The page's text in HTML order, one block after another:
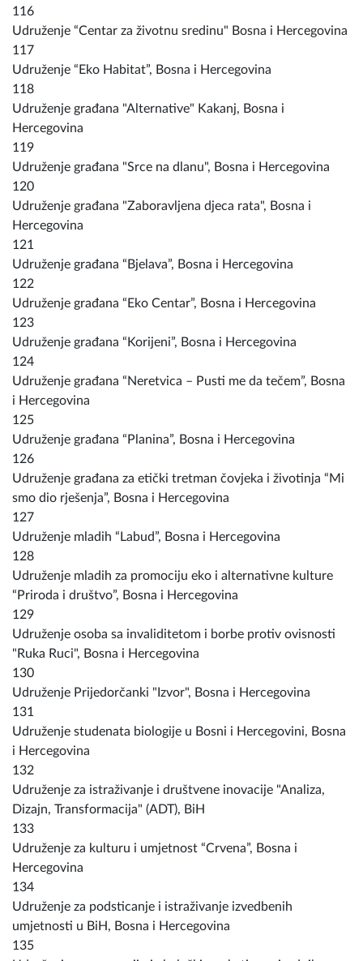
116
Udruženje “Centar za životnu sredinu" Bosna i Hercegovina
117
Udruženje “Eko Habitat”, Bosna i Hercegovina
118
Udruženje građana "Alternative" Kakanj, Bosna i
Hercegovina
119
Udruženje građana "Srce na dlanu", Bosna i Hercegovina
120
Udruženje građana "Zaboravljena djeca rata", Bosna i
Hercegovina
121
Udruženje građana “Bjelava”, Bosna i Hercegovina
122
Udruženje građana “Eko Centar”, Bosna i Hercegovina
123
Udruženje građana “Korijeni”, Bosna i Hercegovina
124
Udruženje građana “Neretvica – Pusti me da tečem”, Bosna
i Hercegovina
125
Udruženje građana “Planina”, Bosna i Hercegovina
126
Udruženje građana za etički tretman čovjeka i životinja “Mi
smo dio rješenja”, Bosna i Hercegovina
127
Udruženje mladih “Labud”, Bosna i Hercegovina
128
Udruženje mladih za promociju eko i alternativne kulture
“Priroda i društvo”, Bosna i Hercegovina
129
Udruženje osoba sa invaliditetom i borbe protiv ovisnosti
"Ruka Ruci", Bosna i Hercegovina
130
Udruženje Prijedorčanki "Izvor", Bosna i Hercegovina
131
Udruženje studenata biologije u Bosni i Hercegovini, Bosna
i Hercegovina
132
Udruženje za istraživanje i društvene inovacije "Analiza,
Dizajn, Transformacija" (ADT), BiH
133
Udruženje za kulturu i umjetnost “Crvena”, Bosna i
Hercegovina
134
Udruženje za podsticanje i istraživanje izvedbenih
umjetnosti u BiH, Bosna i Hercegovina
135